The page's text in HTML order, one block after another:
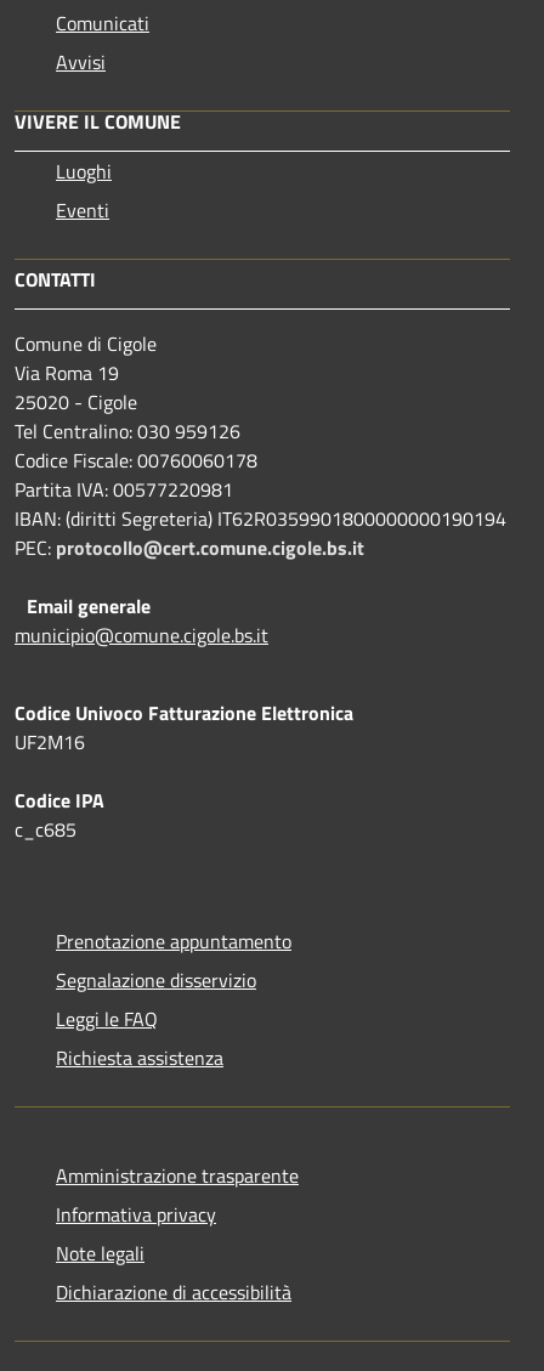
Comunicati
Avvisi
VIVERE IL COMUNE
Luoghi
Eventi
CONTATTI
Comune di Cigole
Via Roma 19
25020 - Cigole
Tel Centralino: 030 959126
Codice Fiscale: 00760060178
Partita IVA: 00577220981
IBAN: (diritti Segreteria) IT62R0359901800000000190194
PEC: protocollo@cert.comune.cigole.bs.it
Email generale
municipio@comune.cigole.bs.it
Codice Univoco Fatturazione Elettronica
UF2M16
Codice IPA
c_c685
Prenotazione appuntamento
Segnalazione disservizio
Leggi le FAQ
Richiesta assistenza
Amministrazione trasparente
Informativa privacy
Note legali
Dichiarazione di accessibilità